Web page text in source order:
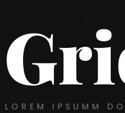
LOREM IPSUMM